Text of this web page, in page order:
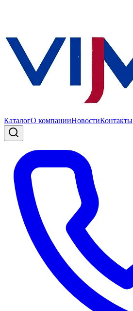
КаталогО компанииНовостиКонтакты